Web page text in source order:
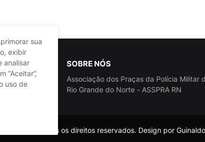
SOBRE NÓS
Associação dos Praças da Polícia Militar
Rio Grande do Norte - ASSPRA RN
RN Todos os direitos reservados. Design por
sua
exibir
analisar
“Aceitar”,
uso de